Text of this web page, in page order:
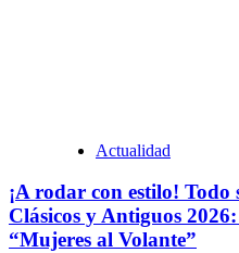
Actualidad
¡A rodar con estilo! Todo
Clásicos y Antiguos
“Mujeres al Volante”